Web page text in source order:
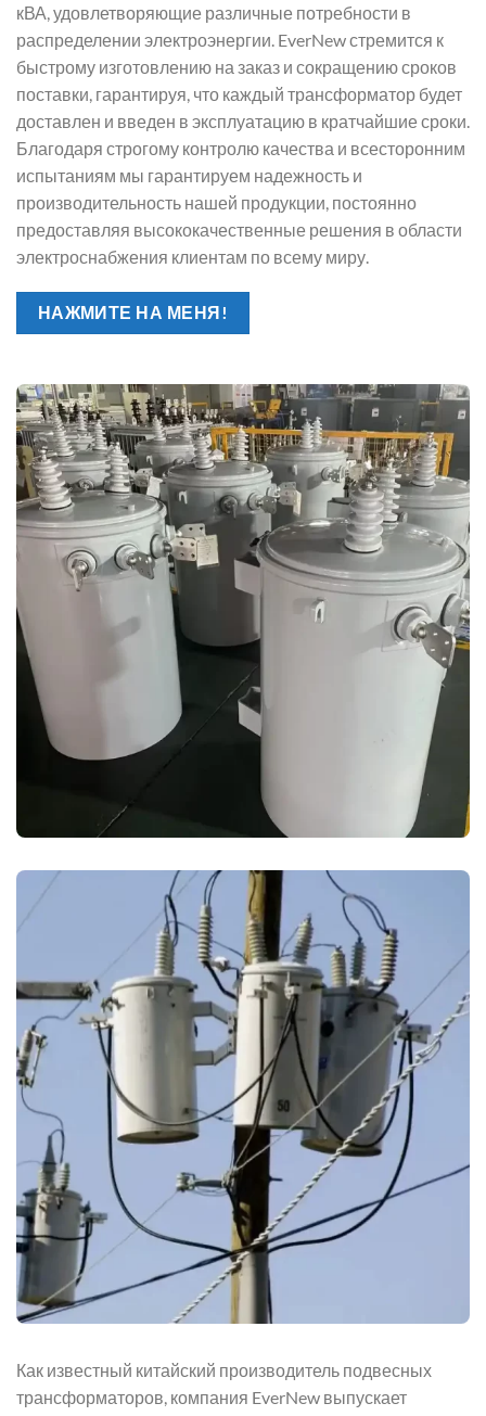
кВА, удовлетворяющие различные потребности в
распределении электроэнергии. EverNew стремится к
быстрому изготовлению на заказ и сокращению сроков
поставки, гарантируя, что каждый трансформатор будет
доставлен и введен в эксплуатацию в кратчайшие сроки.
Благодаря строгому контролю качества и всесторонним
испытаниям мы гарантируем надежность и
производительность нашей продукции, постоянно
предоставляя высококачественные решения в области
электроснабжения клиентам по всему миру.
НАЖМИТЕ НА МЕНЯ!
Как известный китайский производитель подвесных
трансформаторов, компания EverNew выпускает